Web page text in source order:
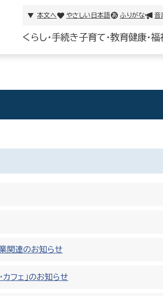
本文へ やさしい日本語 ふりがな 音
くらし・手続き子育て・教育健康・福
関連のお知らせ
フェ」のお知らせ